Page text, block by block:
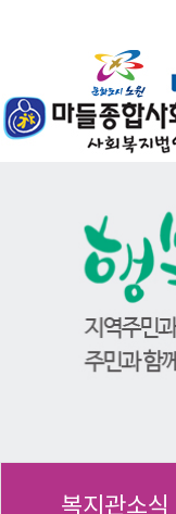
복지관소식